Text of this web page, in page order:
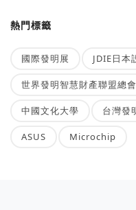
熱門標籤
國際發明展 JDIE日本
世界發明智慧財產聯盟總會
中國文化大學 台灣發
ASUS Microchip